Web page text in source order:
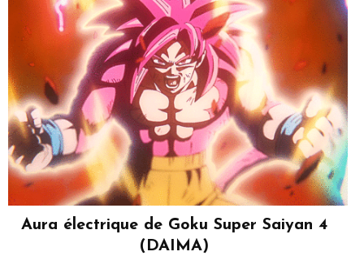
Aura électrique de Goku Super Saiyan 4
(DAIMA)